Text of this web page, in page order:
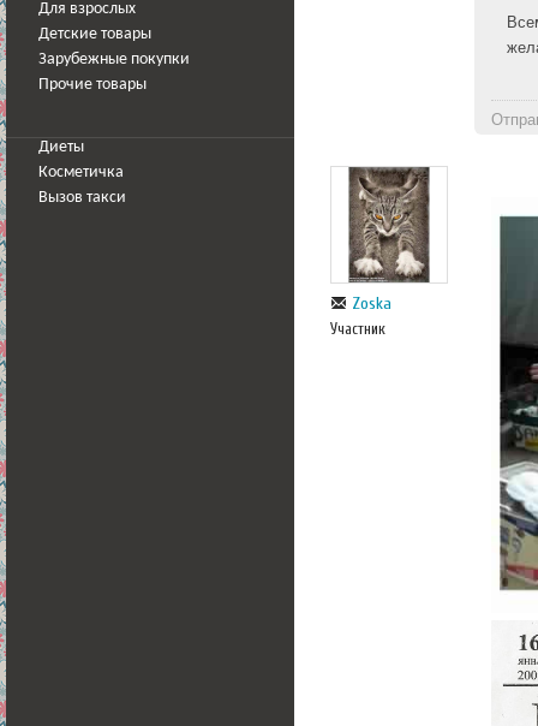
Для взрослых
Детские товары
Зарубежные покупки
Прочие товары
Диеты
Косметичка
Вызов такси
Zoska
Участник